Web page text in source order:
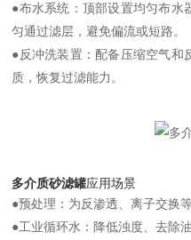
●布水系统：顶部设置均匀布水
匀通过滤层，避免偏流或短路。
●反冲洗装置：配备压缩空气和
质，恢复过滤能力。
多介质砂滤罐应用场景
●预处理‌：为反渗透、离子交换
●工业循环水‌：降低浊度、去除